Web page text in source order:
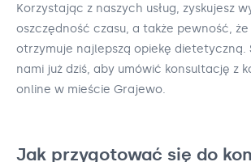
Korzystając z naszych usług, zyskujesz
oszczędność czasu, a także pewność, że
otrzymuje najlepszą opiekę dietetyczną.
nami już dziś, aby umówić konsultację z
online w mieście Grajewo.
Jak przygotować się do